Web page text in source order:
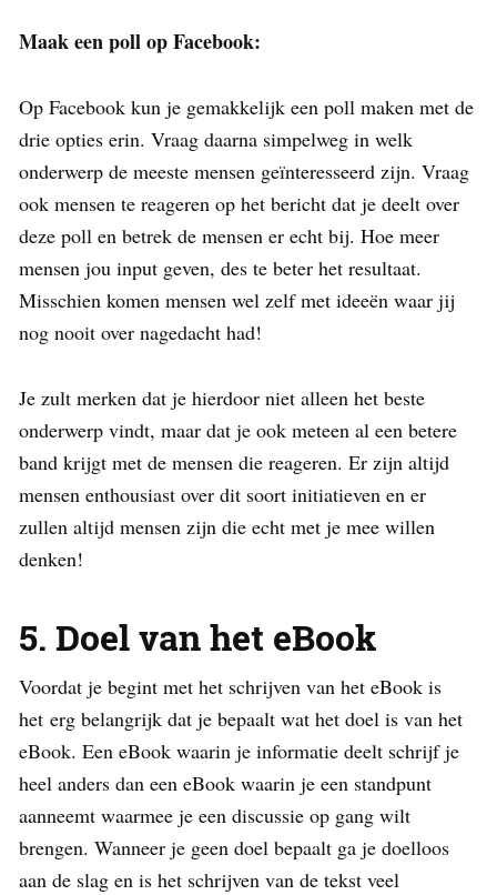
Maak een poll op Facebook:
Op Facebook kun je gemakkelijk een poll maken met de
drie opties erin. Vraag daarna simpelweg in welk
onderwerp de meeste mensen geïnteresseerd zijn. Vraag
ook mensen te reageren op het bericht dat je deelt over
deze poll en betrek de mensen er echt bij. Hoe meer
mensen jou input geven, des te beter het resultaat.
Misschien komen mensen wel zelf met ideeën waar jij
nog nooit over nagedacht had!
Je zult merken dat je hierdoor niet alleen het beste
onderwerp vindt, maar dat je ook meteen al een betere
band krijgt met de mensen die reageren. Er zijn altijd
mensen enthousiast over dit soort initiatieven en er
zullen altijd mensen zijn die echt met je mee willen
denken!
5. Doel van het eBook
Voordat je begint met het schrijven van het eBook is
het erg belangrijk dat je bepaalt wat het doel is van het
eBook. Een eBook waarin je informatie deelt schrijf je
heel anders dan een eBook waarin je een standpunt
aanneemt waarmee je een discussie op gang wilt
brengen. Wanneer je geen doel bepaalt ga je doelloos
aan de slag en is het schrijven van de tekst veel